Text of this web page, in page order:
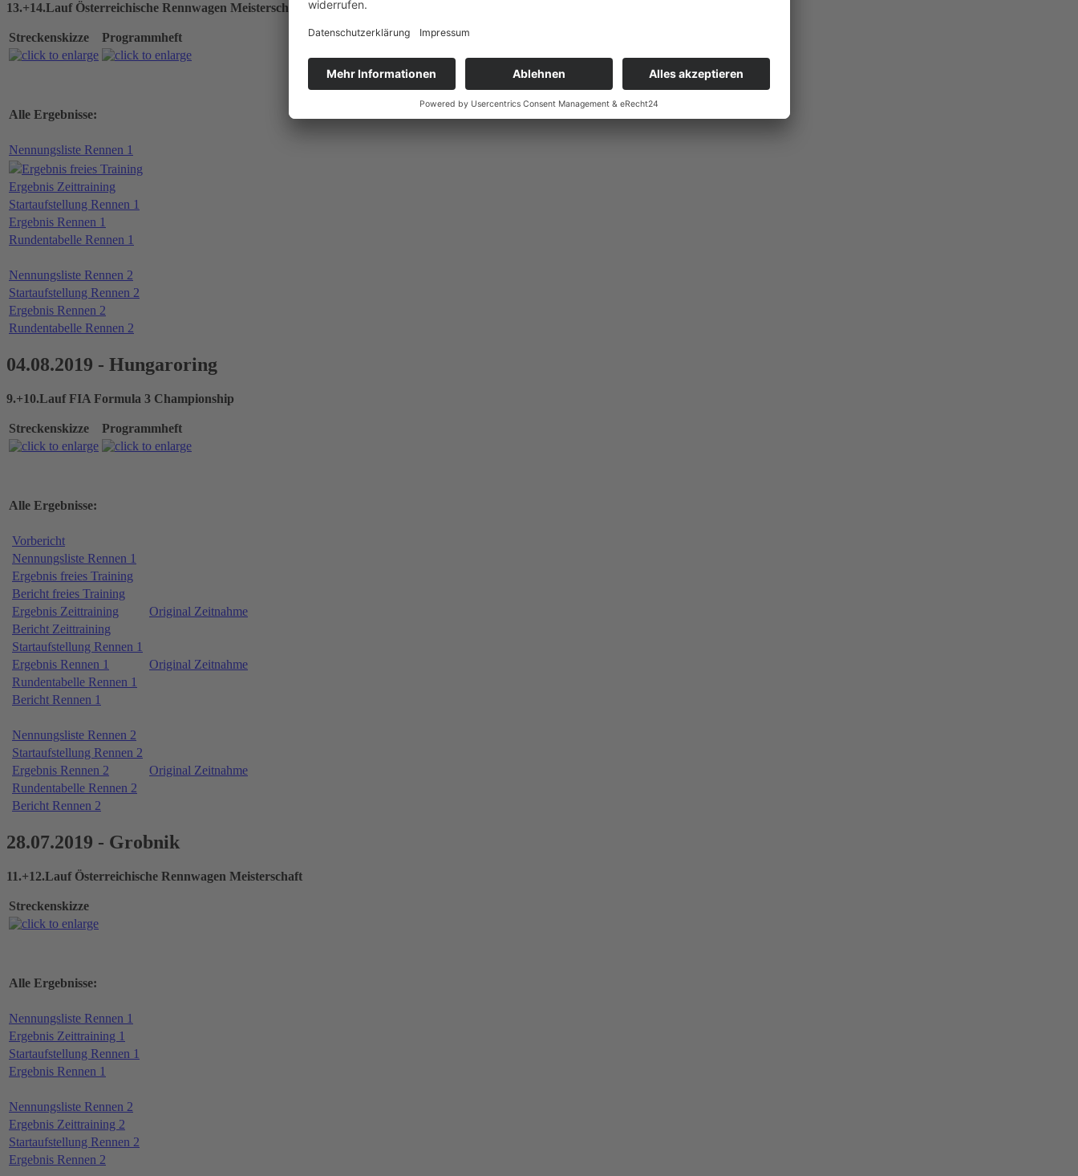
13.+14.Lauf Österreichische Rennwagen Meisterschaft
Streckenskizze Programmheft
Alle Ergebnisse:
Nennungsliste Rennen 1
Ergebnis freies Training
Ergebnis Zeittraining
Startaufstellung Rennen 1
Ergebnis Rennen 1
Rundentabelle Rennen 1
Nennungsliste Rennen 2
Startaufstellung Rennen 2
Ergebnis Rennen 2
Rundentabelle Rennen 2
04.08.2019 - Hungaroring
9.+10.Lauf FIA Formula 3 Championship
Streckenskizze Programmheft
Alle Ergebnisse:
Vorbericht
Nennungsliste Rennen 1
Ergebnis freies Training
Bericht freies Training
Ergebnis Zeittraining
Original Zeitnahme
Bericht Zeittraining
Startaufstellung Rennen 1
Ergebnis Rennen 1
Original Zeitnahme
Rundentabelle Rennen 1
Bericht Rennen 1
Nennungsliste Rennen 2
Startaufstellung Rennen 2
Ergebnis Rennen 2
Original Zeitnahme
Rundentabelle Rennen 2
Bericht Rennen 2
28.07.2019 - Grobnik
11.+12.Lauf Österreichische Rennwagen Meisterschaft
Streckenskizze
Alle Ergebnisse:
Nennungsliste Rennen 1
Ergebnis Zeittraining 1
Startaufstellung Rennen 1
Ergebnis Rennen 1
Nennungsliste Rennen 2
Ergebnis Zeittraining 2
Startaufstellung Rennen 2
Ergebnis Rennen 2